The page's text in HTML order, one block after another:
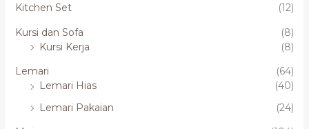
Kitchen Set
(12)
Kursi dan Sofa
(8)
Kursi Kerja
(8)
Lemari
(64)
Lemari Hias
(40)
Lemari Pakaian
(24)